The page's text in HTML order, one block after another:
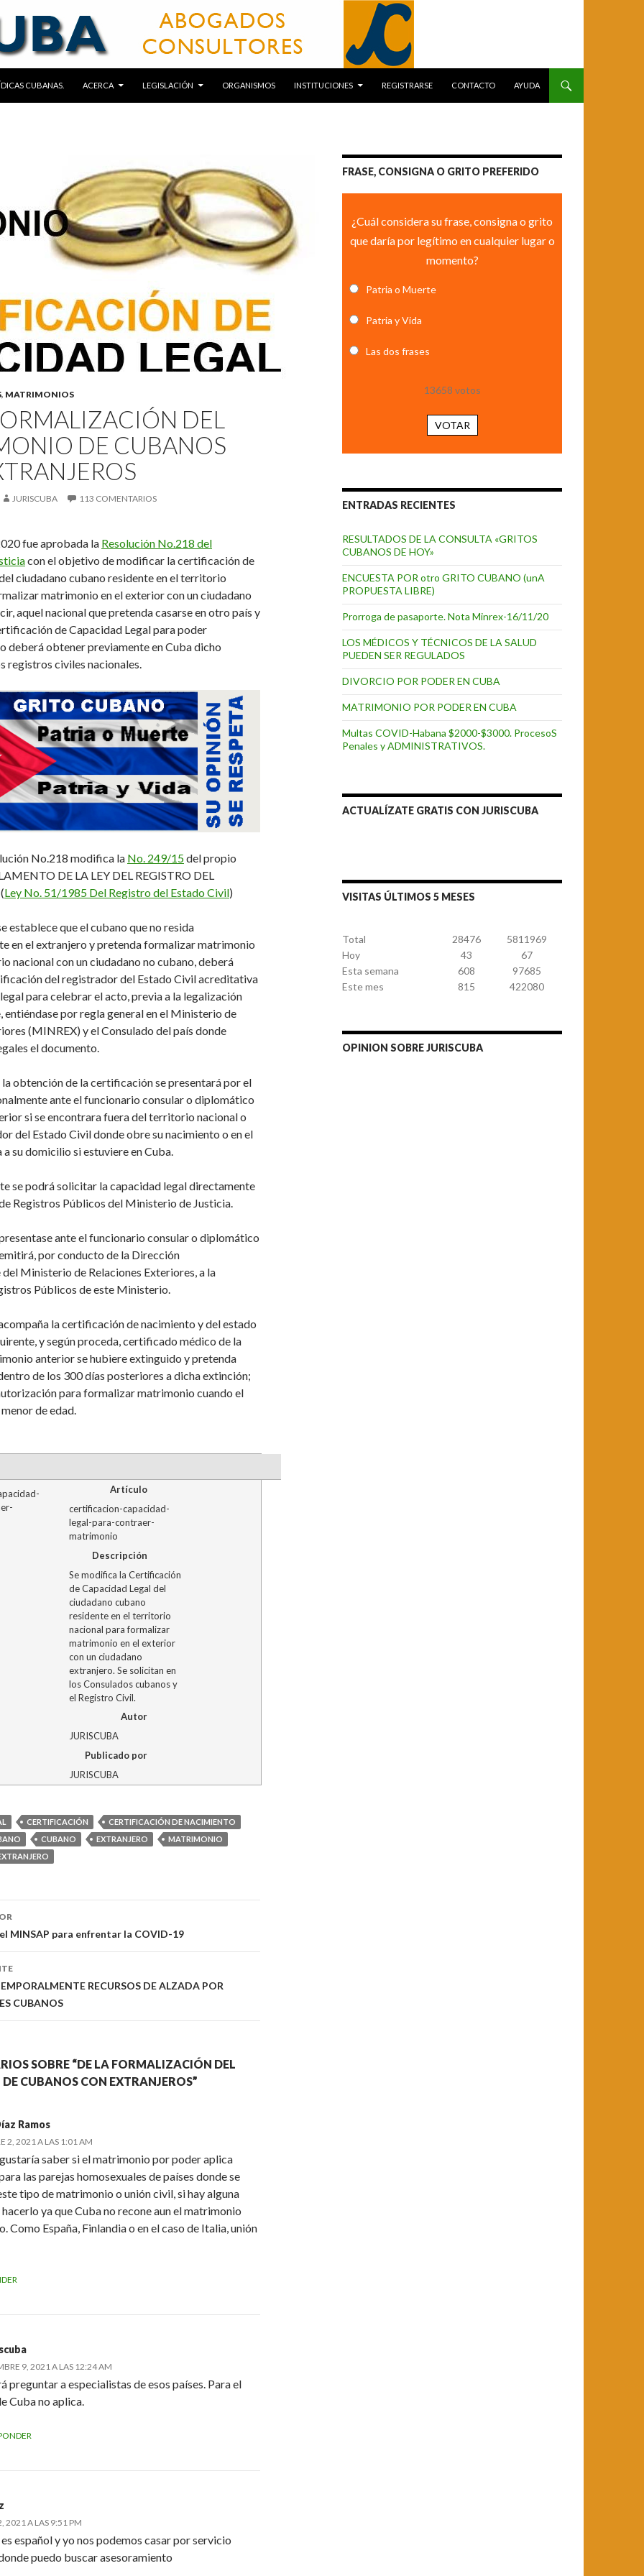
CUBANAS.
ACERCA LEGISLACIÓN ORGANISMOS INSTITUCIONES REGISTRARSE CONTACTO AYUDA
, MATRIMONIOS
DEL
DE CUBANOS
JURISCUBA 113 COMENTARIOS
fue aprobada la Resolución No.218 del
con el objetivo de modificar lacertificación de
ciudadano cubano residente en el territorio
matrimonio en el exterior con un ciudadano
aquel nacional quepretenda casarse en otro país y
de Capacidad Legalpara poder
deberá obtener previamente en Cuba dicho
registros civiles nacionales.
No.218 modifica la No. 249/15del propio
DE LA LEY DEL REGISTRO DEL
(Ley No. 51/1985 Del Registro del Estado Civil)
establece que elcubano que no resida
en el extranjero y pretenda formalizar matrimonio
nacional con un ciudadano no cubano, deberá
del registrador del Estado Civil acreditativa
para celebrar el acto, previa a la legalización
entiéndase por regla general en el Ministerio de
(MINREX) y el Consulado del país donde
el documento.
la obtención de la certificaciónse presentará por el
ante elfuncionario consular o diplomático
si se encontrara fuera del territorio nacional o
del Estado Civil donde obre su nacimiento o en el
su domicilio si estuviere en Cuba.
se podrá solicitar la capacidad legal directamente
Registros Públicos del Ministerio de Justicia.
ante el funcionario consular o diplomático
por conducto de la Dirección
Ministerio de Relaciones Exteriores, a la
Públicos de este Ministerio.
la certificación de nacimiento y del estado
y según proceda,certificado médico de la
anterior se hubiere extinguido y pretenda
de los 300 días posteriores a dicha extinción;
para formalizar matrimonio cuando el
de edad.
Artículo
certificacion-capacidad-
legal-para-contraer-
matrimonio
Descripción
Se modifica la Certificación
de Capacidad Legal del
ciudadano cubano
residente en el territorio
nacional para formalizar
matrimonio en el exterior
con un ciudadano
extranjero. Se solicitan en
los Consulados cubanos y
el Registro Civil.
Autor
JURISCUBA
Publicado por
JURISCUBA
CERTIFICACIÓN
CERTIFICACIÓN DE NACIMIENTO
CUBANO EXTRANJERO
MATRIMONIO
MINSAP para enfrentar la COVID-19
RECURSOS DE ALZADA POR
CUBANOS
SOBRE “DE LA FORMALIZACIÓN DEL
CUBANOS CON EXTRANJEROS”
Ramos
2, 2021 A LAS 1:01 AM
saber si el matrimonio por poder aplica
las parejas homosexuales de países donde se
tipo de matrimonio o unión civil, si hay alguna
ya que Cuba no recone aun el matrimonio
Como España, Finlandia o en el caso de Italia, unión
9, 2021 A LAS 12:24 AM
preguntar a especialistas de esos países. Para el
Cuba no aplica.
2021 A LAS 9:51 PM
español y yo nos podemos casar por servicio
puedo buscar asesoramiento
FRASE, CONSIGNA O GRITO PREFERIDO
¿Cuál considera su frase, consigna o grito
que daría por legítimo en cualquier lugar o
momento?
Patria o Muerte
Patria y Vida
Las dos frases
13658 votos
VOTAR
ENTRADAS RECIENTES
RESULTADOS DE LA CONSULTA «GRITOS
CUBANOS DE HOY»
ENCUESTA POR otro GRITO CUBANO (unA
PROPUESTA LIBRE)
Prorroga de pasaporte. Nota Minrex-16/11/20
LOS MÉDICOS Y TÉCNICOS DE LA SALUD
PUEDEN SER REGULADOS
DIVORCIO POR PODER EN CUBA
MATRIMONIO POR PODER EN CUBA
Multas COVID-Habana $2000-$3000. ProcesoS
Penales y ADMINISTRATIVOS.
ACTUALÍZATE GRATIS CON JURISCUBA
VISITAS ÚLTIMOS 5 MESES
Total 28476
5811969
Hoy
43
67
Esta semana
608
97685
Este mes
815 422080
OPINION SOBRE JURISCUBA